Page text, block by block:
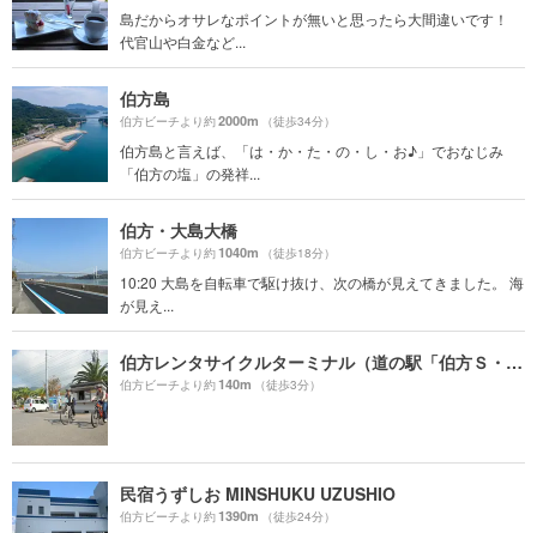
島だからオサレなポイントが無いと思ったら大間違いです！
代官山や白金など...
伯方島
伯方ビーチより約2000m （徒歩34分）
伯方島と言えば、「は・か・た・の・し・お♪」でおなじみ
「伯方の塩」の発祥...
伯方・大島大橋
伯方ビーチより約1040m （徒歩18分）
10:20 大島を自転車で駆け抜け、次の橋が見えてきました。 海
が見え...
伯方レンタサイクルターミナル（道の駅「伯方Ｓ・Ｃパーク」）
伯方ビーチより約140m （徒歩3分）
民宿うずしお MINSHUKU UZUSHIO
伯方ビーチより約1390m （徒歩24分）